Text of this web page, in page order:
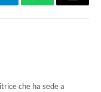
TelegramWhatsAppEmail
che ha sede a